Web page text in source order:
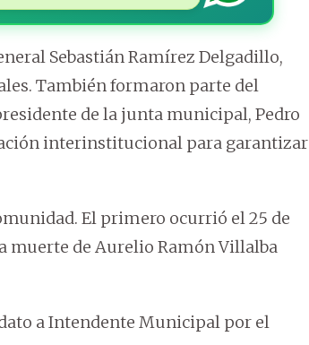
Sebastián Ramírez Delgadillo,
También formaron parte del
de la junta municipal, Pedro
interinstitucional para garantizar
El primero ocurrió el 25 de
muerte de Aurelio Ramón Villalba
a Intendente Municipal por el